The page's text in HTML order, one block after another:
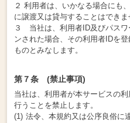
２ 利用者は、いかなる場合にも
に譲渡又は貸与することはできま
３ 当社は、利用者ID及びパスワ
ンされた場合、その利用者IDを
ものとみなします。
第７条 (禁止事項)
当社は、利用者が本サービスの
行うことを禁止します。
法令、本規約又は公序良俗に